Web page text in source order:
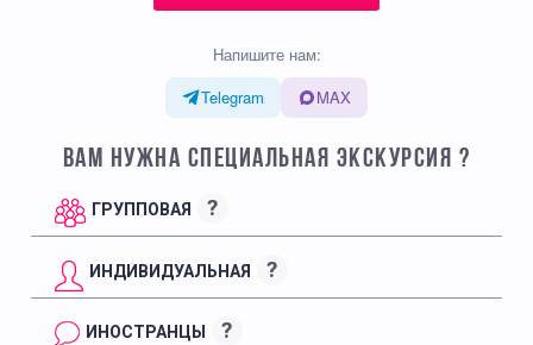
Напишите нам:
Telegram
MAX
ВАМ НУЖНА СПЕЦИАЛЬНАЯ ЭКСКУРСИЯ ?
ГРУППОВАЯ ?
ИНДИВИДУАЛЬНАЯ ?
ИНОСТРАНЦЫ ?